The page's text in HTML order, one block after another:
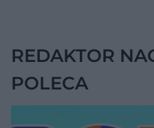
REDAKTOR
POLECA